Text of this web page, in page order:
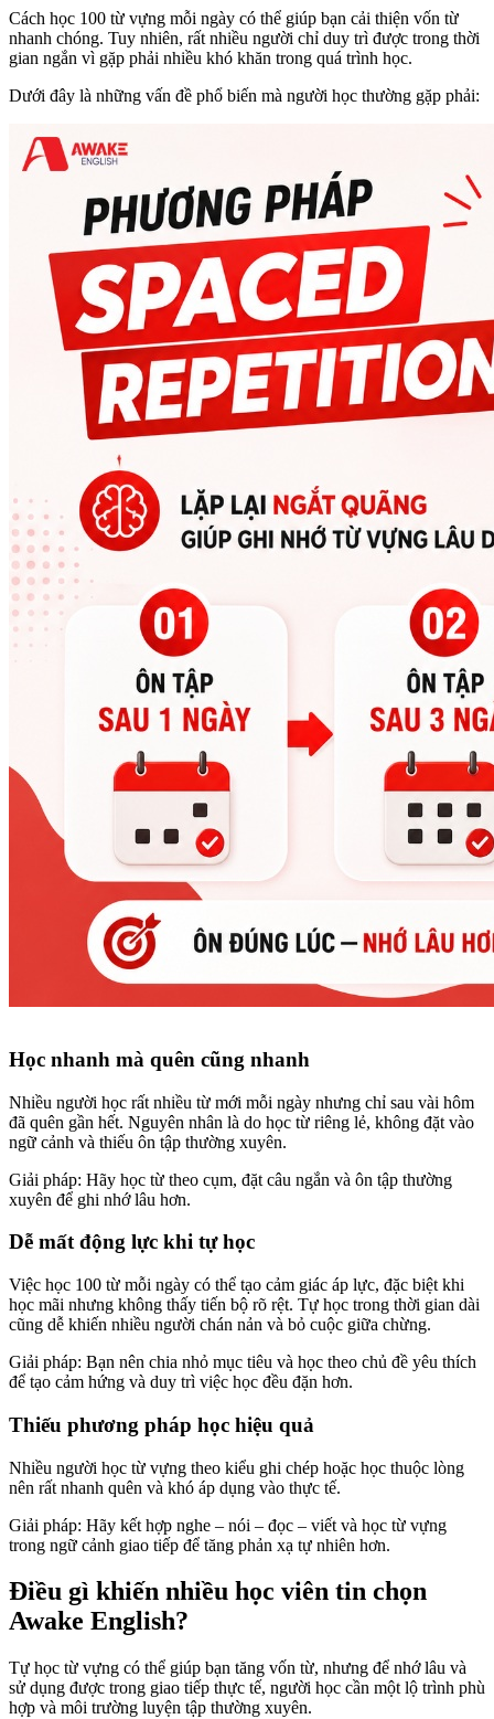
Cách học 100 từ vựng mỗi ngày có thể giúp bạn cải thiện vốn từ
nhanh chóng. Tuy nhiên, rất nhiều người chỉ duy trì được trong thời
gian ngắn vì gặp phải nhiều khó khăn trong quá trình học.
Dưới đây là những vấn đề phổ biến mà người học thường gặp phải:
Học nhanh mà quên cũng nhanh
Nhiều người học rất nhiều từ mới mỗi ngày nhưng chỉ sau vài hôm
đã quên gần hết. Nguyên nhân là do học từ riêng lẻ, không đặt vào
ngữ cảnh và thiếu ôn tập thường xuyên.
Giải pháp: Hãy học từ theo cụm, đặt câu ngắn và ôn tập thường
xuyên để ghi nhớ lâu hơn.
Dễ mất động lực khi tự học
Việc học 100 từ mỗi ngày có thể tạo cảm giác áp lực, đặc biệt khi
học mãi nhưng không thấy tiến bộ rõ rệt. Tự học trong thời gian dài
cũng dễ khiến nhiều người chán nản và bỏ cuộc giữa chừng.
Giải pháp: Bạn nên chia nhỏ mục tiêu và học theo chủ đề yêu thích
để tạo cảm hứng và duy trì việc học đều đặn hơn.
Thiếu phương pháp học hiệu quả
Nhiều người học từ vựng theo kiểu ghi chép hoặc học thuộc lòng
nên rất nhanh quên và khó áp dụng vào thực tế.
Giải pháp: Hãy kết hợp nghe – nói – đọc – viết và học từ vựng
trong ngữ cảnh giao tiếp để tăng phản xạ tự nhiên hơn.
Điều gì khiến nhiều học viên tin chọn
Awake English?
Tự học từ vựng có thể giúp bạn tăng vốn từ, nhưng để nhớ lâu và
sử dụng được trong giao tiếp thực tế, người học cần một lộ trình phù
hợp và môi trường luyện tập thường xuyên.